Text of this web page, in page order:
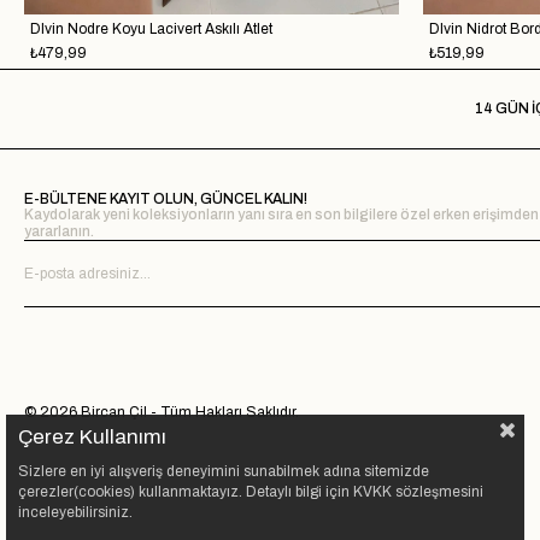
Dlvin Nodre Koyu Lacivert Askılı Atlet
₺479,99
Dlvin Nidrot
₺519,99
14 GÜN
E-BÜLTENE KAYIT OLUN, GÜNCEL KALIN!
Kaydolarak yeni koleksiyonların yanı sıra en son bilgilere özel erken erişimden
yararlanın.
© 2026 Bircan Çil - Tüm Hakları Saklıdır.
Çerez Kullanımı
Sizlere en iyi alışveriş deneyimini sunabilmek adına sitemizde
çerezler(cookies) kullanmaktayız. Detaylı bilgi için KVKK sözleşmesini
inceleyebilirsiniz.